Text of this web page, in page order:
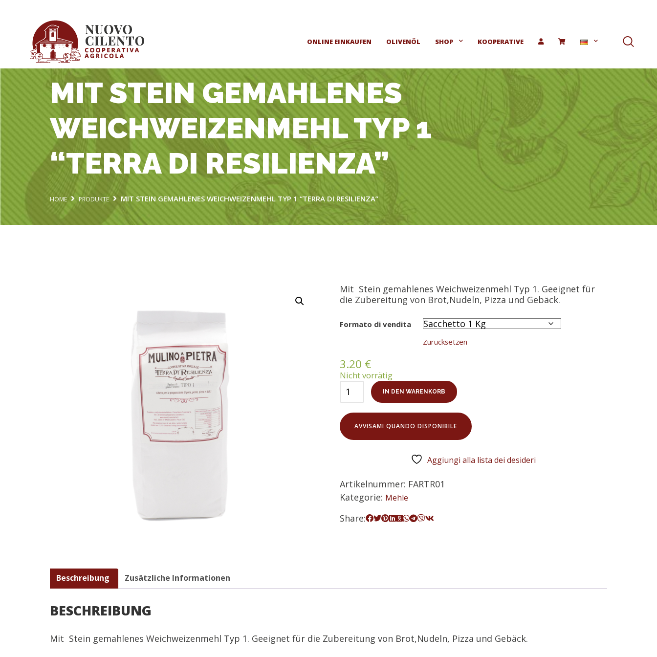
ONLINE EINKAUFEN OLIVENÖL SHOP KOOPERATIVE
MIT STEIN GEMAHLENES
WEICHWEIZENMEHL TYP 1
“TERRA DI RESILIENZA”
HOME PRODUKTE MIT STEIN GEMAHLENES WEICHWEIZENMEHL TYP 1 “TERRA DI RESILIENZA”
Mit Stein gemahlenes Weichweizenmehl Typ 1. Geeignet für
die Zubereitung von Brot,Nudeln, Pizza und Gebäck.
Formato di vendita
Zurücksetzen
3.20 €
Nicht vorrätig
IN DEN WARENKORB
AVVISAMI QUANDO DISPONIBILE
Aggiungi alla lista dei desideri
Artikelnummer: FARTR01
Kategorie: Mehle
Share:
Beschreibung Zusätzliche Informationen
BESCHREIBUNG
Mit Stein gemahlenes Weichweizenmehl Typ 1. Geeignet für die Zubereitung von Brot,Nudeln, Pizza und Gebäck.